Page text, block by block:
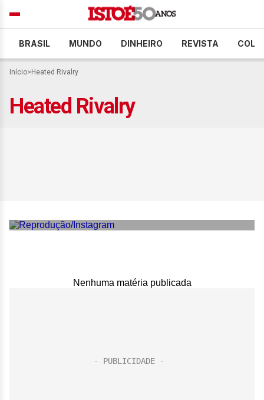
BRASIL MUNDO DINHEIRO REVISTA
Início> Heated Rivalry
Heated Rivalry
Nenhuma matéria publicada